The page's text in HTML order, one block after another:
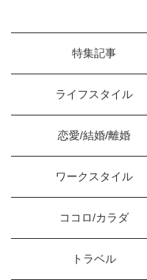
特集記事
ライフスタイル
恋愛/結婚/離婚
ワークスタイル
ココロ/カラダ
トラベル